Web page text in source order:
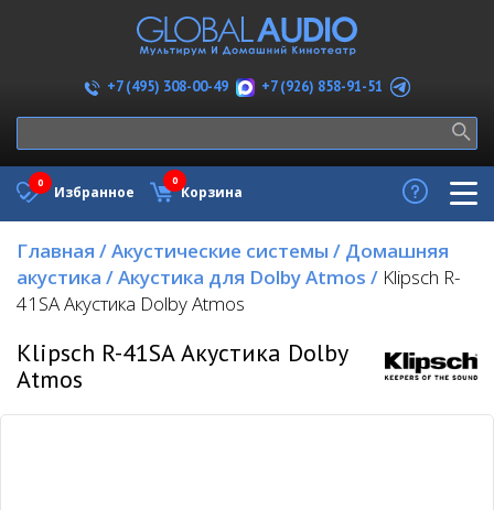
+7 (495) 308-00-49 +7 (926) 858-91-51
Избранное
0
Корзина
0
Главная /Акустические системы / Домашняя
акустика /Акустика для Dolby Atmos / Klipsch R-
41SA Акустика Dolby Atmos
Klipsch R-41SA Акустика Dolby
Atmos